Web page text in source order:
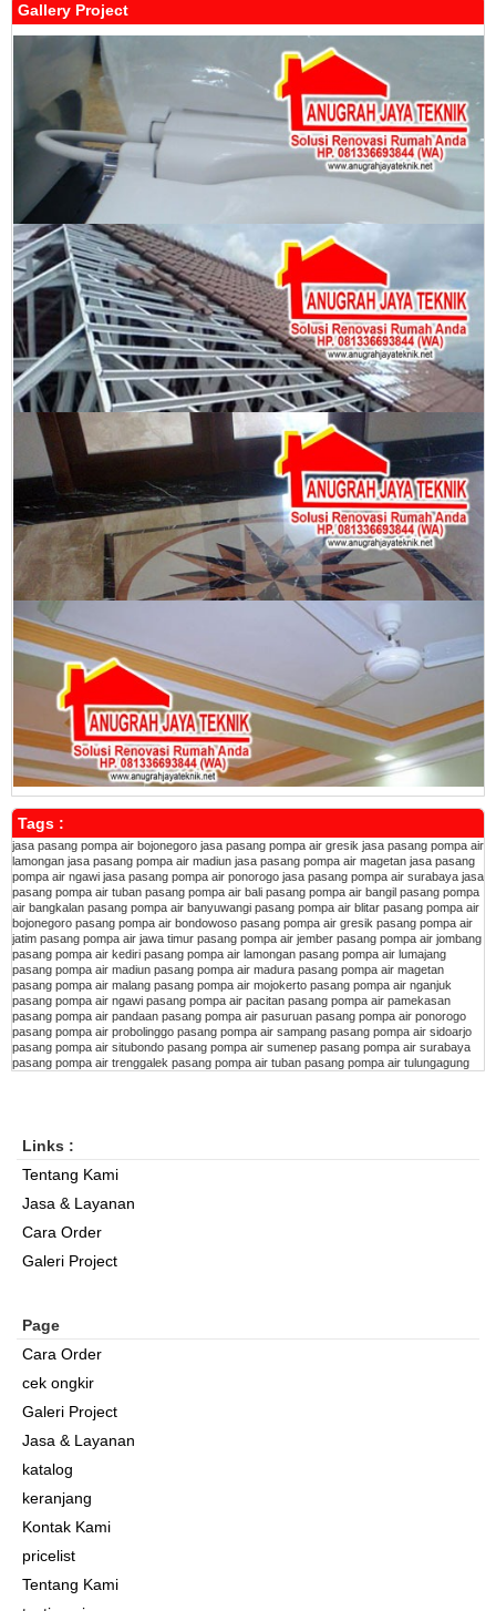
Gallery Project
Tags :
jasa pasang pompa air bojonegoro jasa pasang pompa air gresik jasa pasang pompa air
lamongan jasa pasang pompa air madiun jasa pasang pompa air magetan jasa pasang
pompa air ngawi jasa pasang pompa air ponorogo jasa pasang pompa air surabaya jasa
pasang pompa air tuban pasang pompa air bali pasang pompa air bangil pasang pompa
air bangkalan pasang pompa air banyuwangi pasang pompa air blitar pasang pompa air
bojonegoro pasang pompa air bondowoso pasang pompa air gresik pasang pompa air
jatim pasang pompa air jawa timur pasang pompa air jember pasang pompa air jombang
pasang pompa air kediri pasang pompa air lamongan pasang pompa air lumajang
pasang pompa air madiun pasang pompa air madura pasang pompa air magetan
pasang pompa air malang pasang pompa air mojokerto pasang pompa air nganjuk
pasang pompa air ngawi pasang pompa air pacitan pasang pompa air pamekasan
pasang pompa air pandaan pasang pompa air pasuruan pasang pompa air ponorogo
pasang pompa air probolinggo pasang pompa air sampang pasang pompa air sidoarjo
pasang pompa air situbondo pasang pompa air sumenep pasang pompa air surabaya
pasang pompa air trenggalek pasang pompa air tuban pasang pompa air tulungagung
Links :
Tentang Kami
Jasa & Layanan
Cara Order
Galeri Project
Page
Cara Order
cek ongkir
Galeri Project
Jasa & Layanan
katalog
keranjang
Kontak Kami
pricelist
Tentang Kami